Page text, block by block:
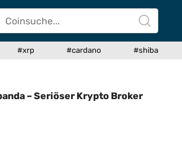
#xrp #cardano #shiba
– Seriöser Krypto Broker